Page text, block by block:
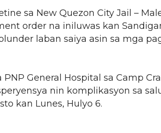
sa New Quezon City Jail –
order na iniluwas kan
laban saiya asin sa mga
General Hospital sa Camp
nin komplikasyon sa
kan Lunes, Hulyo 6.